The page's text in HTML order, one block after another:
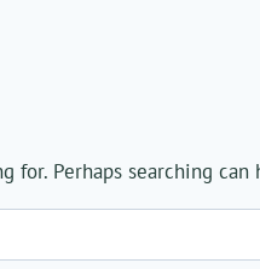
for. Perhaps searching can